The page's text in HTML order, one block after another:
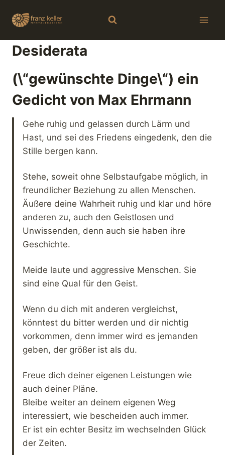
Inhalt
Desiderata
(\“gewünschte Dinge\“) ein
Gedicht von Max Ehrmann
Gehe ruhig und gelassen durch Lärm und
Hast, und sei des Friedens eingedenk, den die
Stille bergen kann.
Stehe, soweit ohne Selbstaufgabe möglich, in
freundlicher Beziehung zu allen Menschen.
Äußere deine Wahrheit ruhig und klar und höre
anderen zu, auch den Geistlosen und
Unwissenden, denn auch sie haben ihre
Geschichte.
Meide laute und aggressive Menschen. Sie
sind eine Qual für den Geist.
Wenn du dich mit anderen vergleichst,
könntest du bitter werden und dir nichtig
vorkommen, denn immer wird es jemanden
geben, der größer ist als du.
Freue dich deiner eigenen Leistungen wie
auch deiner Pläne.
Bleibe weiter an deinem eigenen Weg
interessiert, wie bescheiden auch immer.
Er ist ein echter Besitz im wechselnden Glück
der Zeiten.